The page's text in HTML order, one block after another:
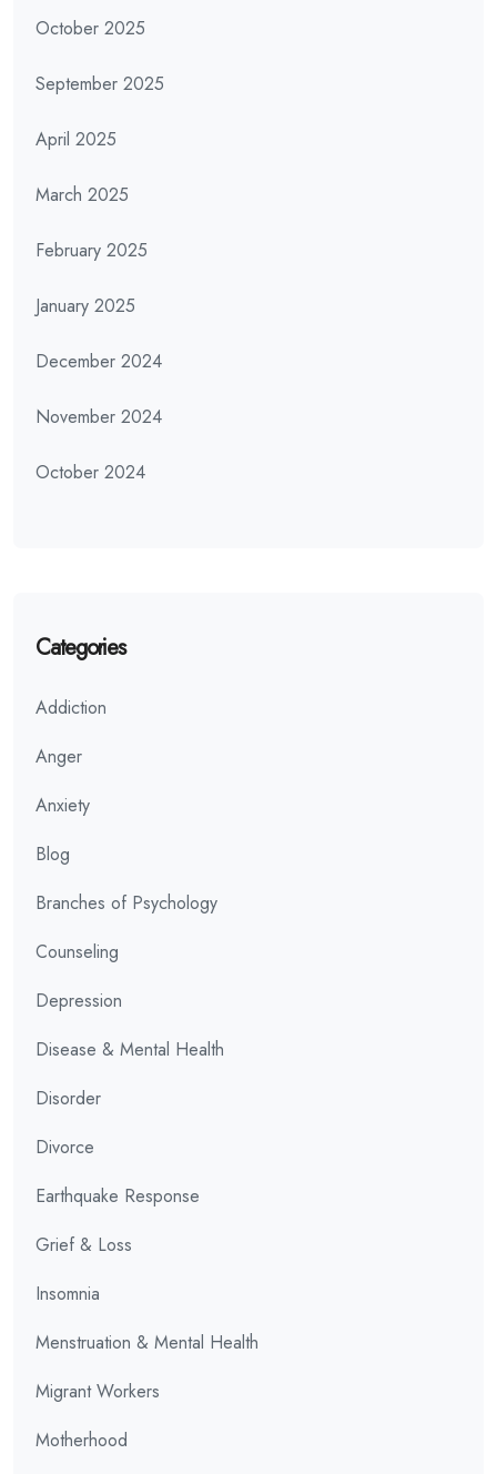
October 2025
September 2025
April 2025
March 2025
February 2025
January 2025
December 2024
November 2024
October 2024
Categories
Addiction
Anger
Anxiety
Blog
Branches of Psychology
Counseling
Depression
Disease & Mental Health
Disorder
Divorce
Earthquake Response
Grief & Loss
Insomnia
Menstruation & Mental Health
Migrant Workers
Motherhood